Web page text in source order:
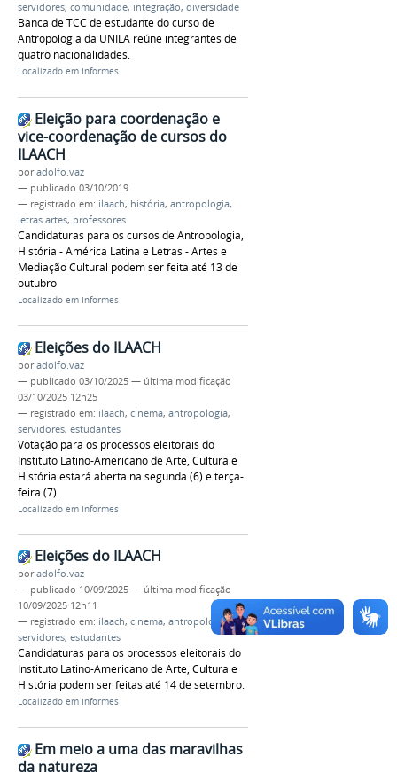
servidores, comunidade, integração, diversidade
Banca de TCC de estudante do curso de
Antropologia da UNILA reúne integrantes de
quatro nacionalidades.
Localizado em Informes
Eleição para coordenação e
vice-coordenação de cursos do
ILAACH
poradolfo.vaz
— publicado 03/10/2019
— registrado em: ilaach, história, antropologia,
letras artes, professores
Candidaturas para os cursos de Antropologia,
História - América Latina e Letras - Artes e
Mediação Cultural podem ser feita até 13 de
outubro
Localizado em Informes
Eleições do ILAACH
poradolfo.vaz
— publicado 03/10/2025 — última modificação
03/10/2025 12h25
— registrado em: ilaach, cinema, antropologia,
servidores, estudantes
Votação para os processos eleitorais do
Instituto Latino-Americano de Arte, Cultura e
História estará aberta na segunda (6) e terça-
feira (7).
Localizado em Informes
Eleições do ILAACH
poradolfo.vaz
— publicado 10/09/2025 — última modificação
10/09/2025 12h11
— registrado em: ilaach, cinema, antropologia,
servidores, estudantes
Candidaturas para os processos eleitorais do
Instituto Latino-Americano de Arte, Cultura e
História podem ser feitas até 14 de setembro.
Localizado em Informes
Em meio a uma das maravilhas
da natureza